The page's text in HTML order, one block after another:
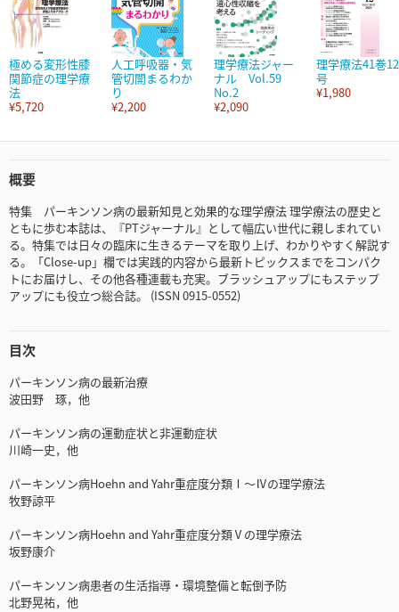
極める変形性膝
関節症の理学療
法
¥5,720
人工呼吸器・気
管切開まるわか
り
¥2,200
理学療法ジャー
ナル Vol.59
No.2
¥2,090
理学療法41巻12
号
¥1,980
概要
特集 パーキンソン病の最新知見と効果的な理学療法 理学療法の歴史と
ともに歩む本誌は、『PTジャーナル』として幅広い世代に親しまれてい
る。特集では日々の臨床に生きるテーマを取り上げ、わかりやすく解説す
る。「Close-up」欄では実践的内容から最新トピックスまでをコンパク
トにお届けし、その他各種連載も充実。ブラッシュアップにもステップ
アップにも役立つ総合誌。 (ISSN 0915-0552)
目次
パーキンソン病の最新治療
波田野 琢，他
パーキンソン病の運動症状と非運動症状
川崎一史，他
パーキンソン病Hoehn and Yahr重症度分類Ⅰ～Ⅳの理学療法
牧野諒平
パーキンソン病Hoehn and Yahr重症度分類Ⅴの理学療法
坂野康介
パーキンソン病患者の生活指導・環境整備と転倒予防
北野晃祐，他